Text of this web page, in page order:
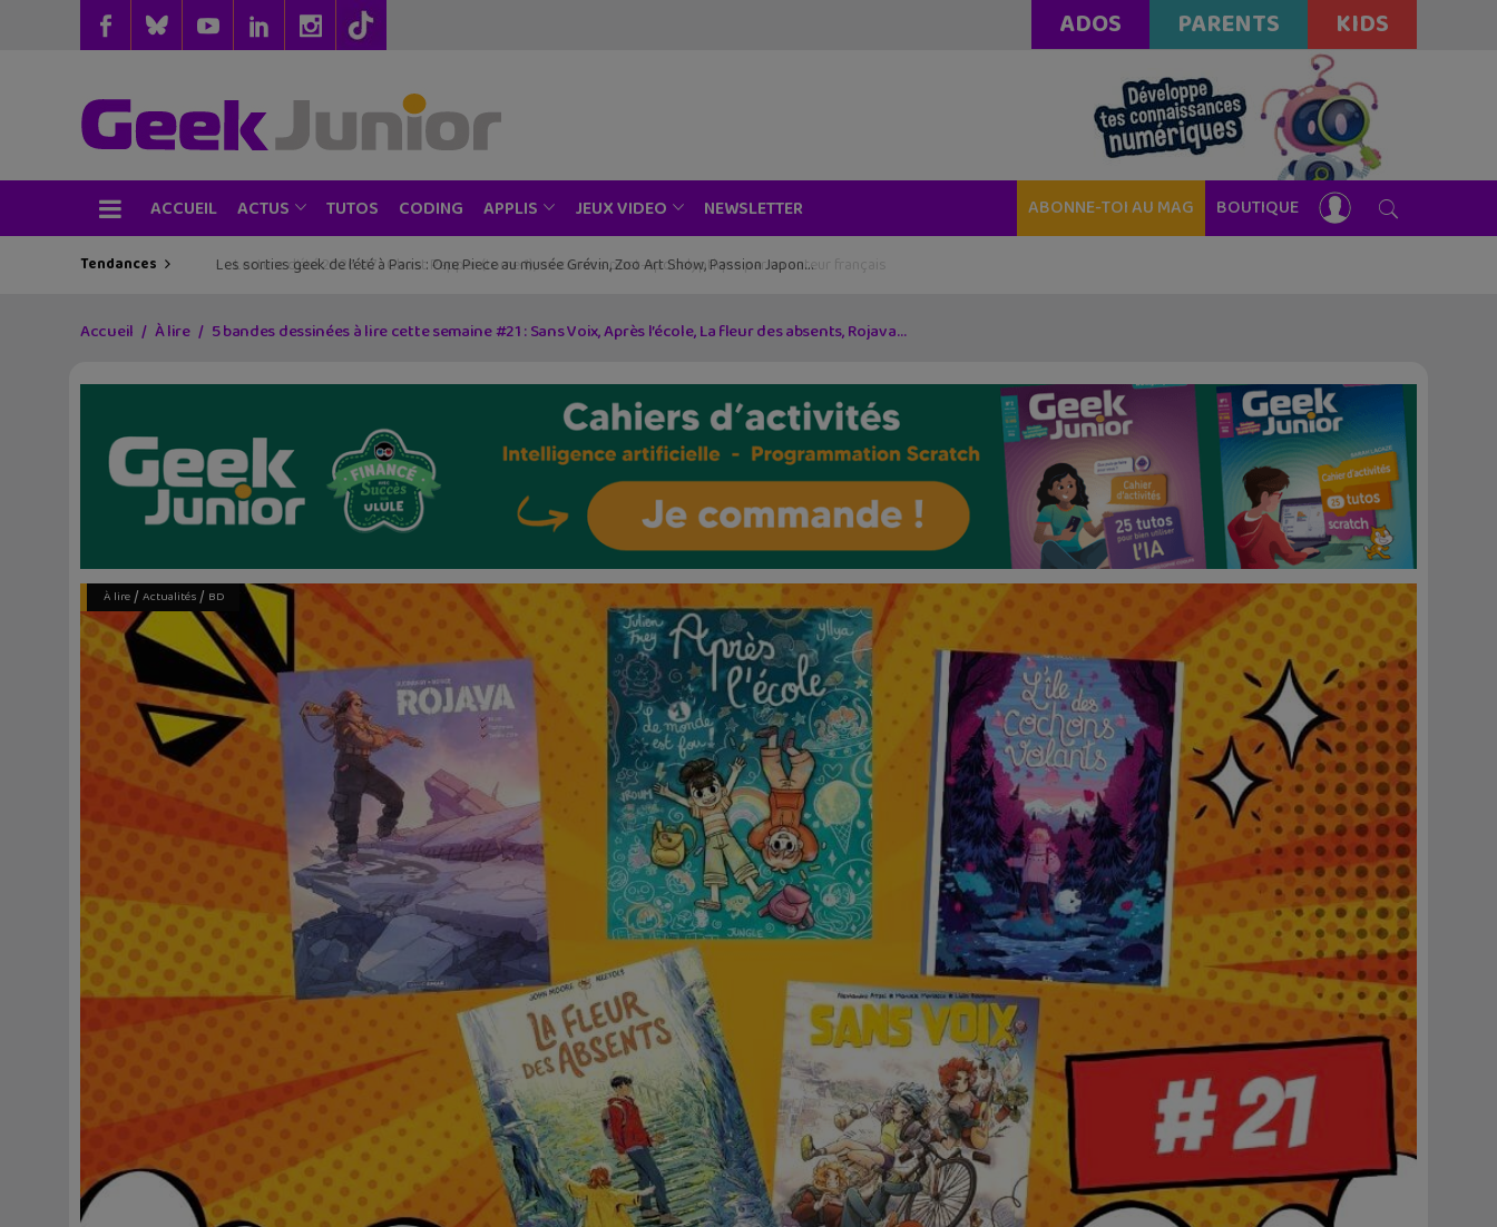
ADOS PARENTS KIDS
ACCUEIL ACTUS TUTOS CODING APPLIS JEUX VIDEO NEWSLETTER ABONNE-TOI AU MAG BOUTIQUE
Tendances Les sorties geek de l’été à Paris : One Piece au musée Grévin, Zoo Art Show, Passion Japon…
Accueil À lire 5 bandes dessinées à lire cette semaine #21 : Sans Voix, Après l’école, La fleur des absents, Rojava…
À lire/ Actualités/ BD